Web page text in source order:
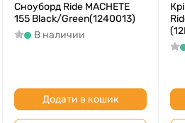
Сноуборд Ride MACHETE
155 Black/Green(1240013)
В наличии
Додати в кошик